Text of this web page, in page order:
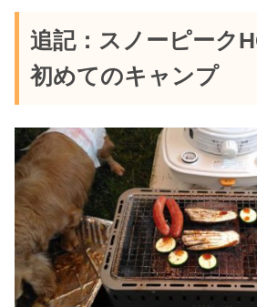
追記：スノーピーク
初めてのキャンプ